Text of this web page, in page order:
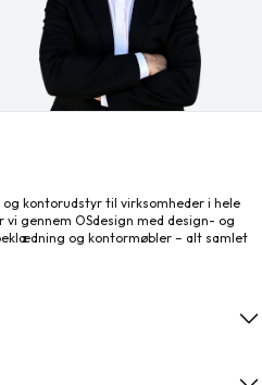
kontorudstyr til virksomheder i hele
vi gennem OSdesign med design- og
og kontormøbler – alt samlet